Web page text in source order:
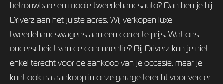
betrouwbare en mooie tweedehandsauto? Dan ben je bij
Driverz aan het juiste adres. Wij verkopen luxe
tweedehandswagens aan een correcte prijs. Wat ons
onderscheidt van de concurrentie? Bij Driverz kun je niet
enkel terecht voor de aankoop van je occasie, maar je
kunt ook na aankoop in onze garage terecht voor verder